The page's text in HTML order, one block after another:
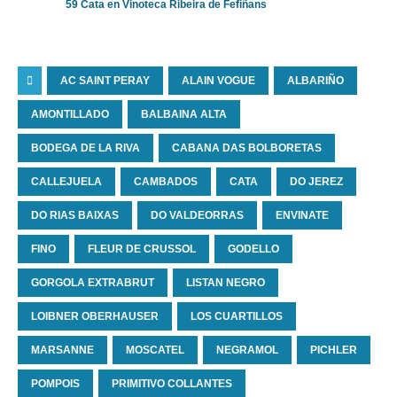
59 Cata en Vinoteca Ribeira de Fefiñans
AC SAINT PERAY ALAIN VOGUE ALBARIÑO
AMONTILLADO BALBAINA ALTA
BODEGA DE LA RIVA CABANA DAS BOLBORETAS
CALLEJUELA CAMBADOS CATA DO JEREZ
DO RIAS BAIXAS DO VALDEORRAS ENVINATE
FINO FLEUR DE CRUSSOL GODELLO
GORGOLA EXTRABRUT LISTAN NEGRO
LOIBNER OBERHAUSER LOS CUARTILLOS
MARSANNE MOSCATEL NEGRAMOL PICHLER
POMPOIS PRIMITIVO COLLANTES